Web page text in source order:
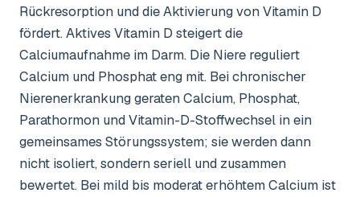
Rückresorption und die Aktivierung von Vitamin D
fördert. Aktives Vitamin D steigert die
Calciumaufnahme im Darm. Die Niere reguliert
Calcium und Phosphat eng mit. Bei chronischer
Nierenerkrankung geraten Calcium, Phosphat,
Parathormon und Vitamin-D-Stoffwechsel in ein
gemeinsames Störungssystem; sie werden dann
nicht isoliert, sondern seriell und zusammen
bewertet. Bei mild bis moderat erhöhtem Calcium ist